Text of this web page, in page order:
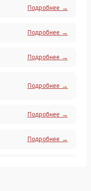
Подробнее →
Подробнее →
Подробнее →
Подробнее →
Подробнее →
Подробнее →